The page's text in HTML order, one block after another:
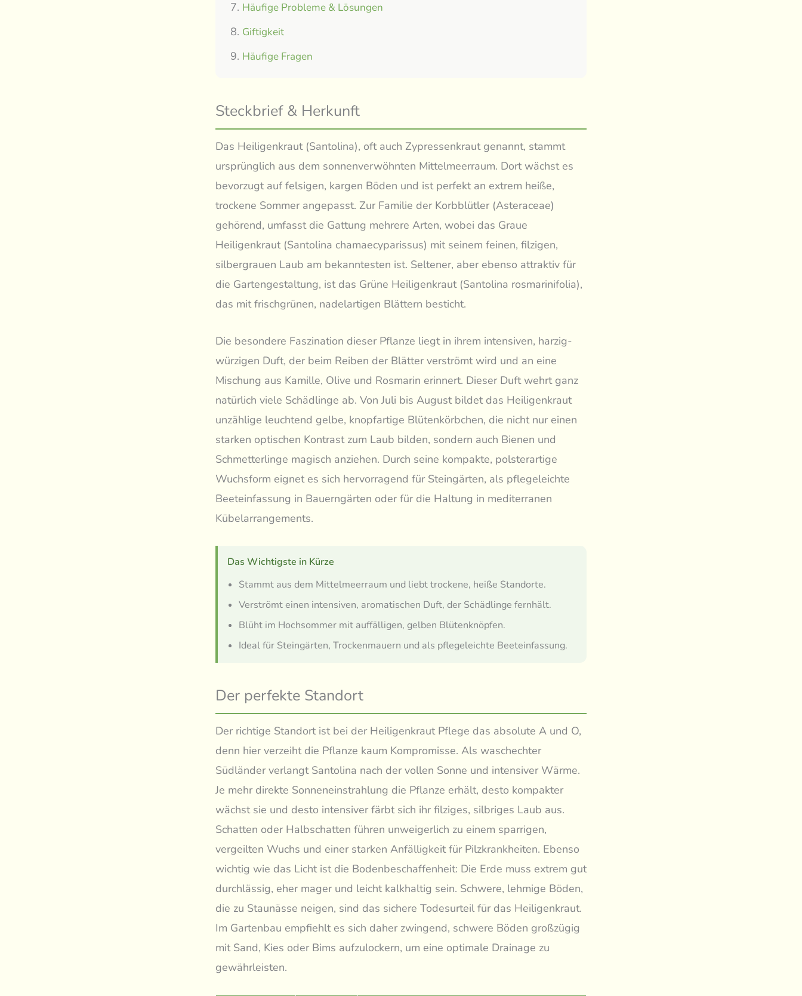
Häufige Probleme & Lösungen
Giftigkeit
Häufige Fragen
Steckbrief & Herkunft
Das Heiligenkraut (Santolina), oft auch Zypressenkraut genannt, stammt
ursprünglich aus dem sonnenverwöhnten Mittelmeerraum. Dort wächst es
bevorzugt auf felsigen, kargen Böden und ist perfekt an extrem heiße,
trockene Sommer angepasst. Zur Familie der Korbblütler (Asteraceae)
gehörend, umfasst die Gattung mehrere Arten, wobei das Graue
Heiligenkraut (Santolina chamaecyparissus) mit seinem feinen, filzigen,
silbergrauen Laub am bekanntesten ist. Seltener, aber ebenso attraktiv für
die Gartengestaltung, ist das Grüne Heiligenkraut (Santolina rosmarinifolia),
das mit frischgrünen, nadelartigen Blättern besticht.
Die besondere Faszination dieser Pflanze liegt in ihrem intensiven, harzig-
würzigen Duft, der beim Reiben der Blätter verströmt wird und an eine
Mischung aus Kamille, Olive und Rosmarin erinnert. Dieser Duft wehrt ganz
natürlich viele Schädlinge ab. Von Juli bis August bildet das Heiligenkraut
unzählige leuchtend gelbe, knopfartige Blütenkörbchen, die nicht nur einen
starken optischen Kontrast zum Laub bilden, sondern auch Bienen und
Schmetterlinge magisch anziehen. Durch seine kompakte, polsterartige
Wuchsform eignet es sich hervorragend für Steingärten, als pflegeleichte
Beeteinfassung in Bauerngärten oder für die Haltung in mediterranen
Kübelarrangements.
Das Wichtigste in Kürze
Stammt aus dem Mittelmeerraum und liebt trockene, heiße Standorte.
Verströmt einen intensiven, aromatischen Duft, der Schädlinge fernhält.
Blüht im Hochsommer mit auffälligen, gelben Blütenknöpfen.
Ideal für Steingärten, Trockenmauern und als pflegeleichte Beeteinfassung.
Der perfekte Standort
Der richtige Standort ist bei der Heiligenkraut Pflege das absolute A und O,
denn hier verzeiht die Pflanze kaum Kompromisse. Als waschechter
Südländer verlangt Santolina nach der vollen Sonne und intensiver Wärme.
Je mehr direkte Sonneneinstrahlung die Pflanze erhält, desto kompakter
wächst sie und desto intensiver färbt sich ihr filziges, silbriges Laub aus.
Schatten oder Halbschatten führen unweigerlich zu einem sparrigen,
vergeilten Wuchs und einer starken Anfälligkeit für Pilzkrankheiten. Ebenso
wichtig wie das Licht ist die Bodenbeschaffenheit: Die Erde muss extrem gut
durchlässig, eher mager und leicht kalkhaltig sein. Schwere, lehmige Böden,
die zu Staunässe neigen, sind das sichere Todesurteil für das Heiligenkraut.
Im Gartenbau empfiehlt es sich daher zwingend, schwere Böden großzügig
mit Sand, Kies oder Bims aufzulockern, um eine optimale Drainage zu
gewährleisten.